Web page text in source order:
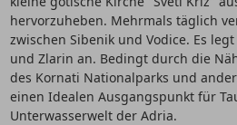
hervorzuheben. Mehrmals täglich
zwischen Sibenik und Vodice. Es
und Zlarin an. Bedingt durch die
des Kornati Nationalparks und
einen Idealen Ausgangspunkt für
Unterwasserwelt der Adria.